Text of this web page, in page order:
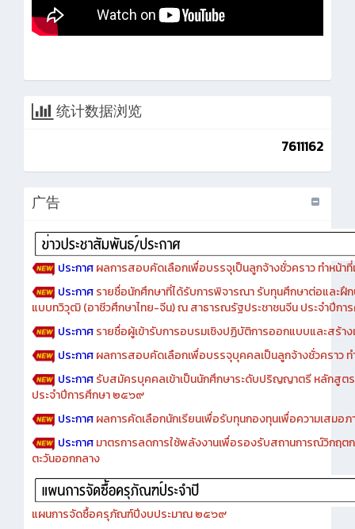
统计数据浏览
7611162
广告
ประกาศผลการสอบคัดเลือกเพื่อบรรจุเป็นลูกจ้างชั่วคราว ทำหน้าที่
ประกาศรายชื่อนักศึกษาที่ได้รับการพิจารณา รับทุนศึกษาต่อและฝึ
แบบทวิวุฒิ (อาชีวศึกษาไทย-จีน) ณ สาธารณรัฐประชาชนจีน ประจำปีก
ประกาศรายชื่อผู้เข้ารับการอบรมเชิงปฏิบัติการออกแบบและสร้า
ประกาศผลการสอบคัดเลือกเพื่อบรรจุบุคคลเป็นลูกจ้างชั่วคราว ท
ประกาศรับสมัครบุคคลเข้าเป็นนักศึกษาระดับปริญญาตรี หลักสูต
ประจำปีการศึกษา ๒๕๖๙
ประกาศผลการคัดเลือกนักเรียนเพื่อรับทุนกองทุนเพื่อความเสมอ
ประกาศมาตรการลดการใช้พลังงานเพื่อรองรับสถานการณ์วิกฤ
ตะวันออกกลาง
แผนการจัดซื้อครุภัณฑ์ปีงบประมาณ ๒๕๖๙